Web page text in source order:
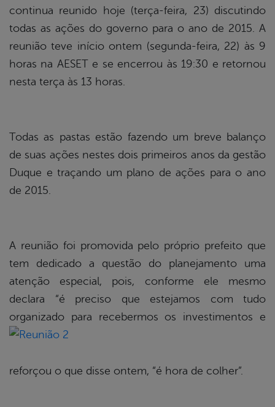
continua reunido hoje (terça-feira, 23) discutindo
todas as ações do governo para o ano de 2015. A
reunião teve início ontem (segunda-feira, 22) às 9
horas na AESET e se encerrou às 19:30 e retornou
nesta terça às 13 horas.
Todas as pastas estão fazendo um breve balanço
de suas ações nestes dois primeiros anos da gestão
Duque e traçando um plano de ações para o ano
de 2015.
A reunião foi promovida pelo próprio prefeito que
tem dedicado a questão do planejamento uma
atenção especial, pois, conforme ele mesmo
declara “é preciso que estejamos com tudo
organizado para recebermos os investimentos e
reforçou o que disse ontem, “é hora de colher”.